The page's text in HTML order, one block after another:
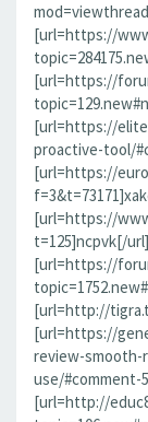
[url=https://
[url=https://
[url=https://
proactive-tool/
[url=https://
[url=https://
t=125]ncpvk[/url]
[url=https://
[url=http://
[url=https://
review-smooth-
use/#comment-
[url=http://